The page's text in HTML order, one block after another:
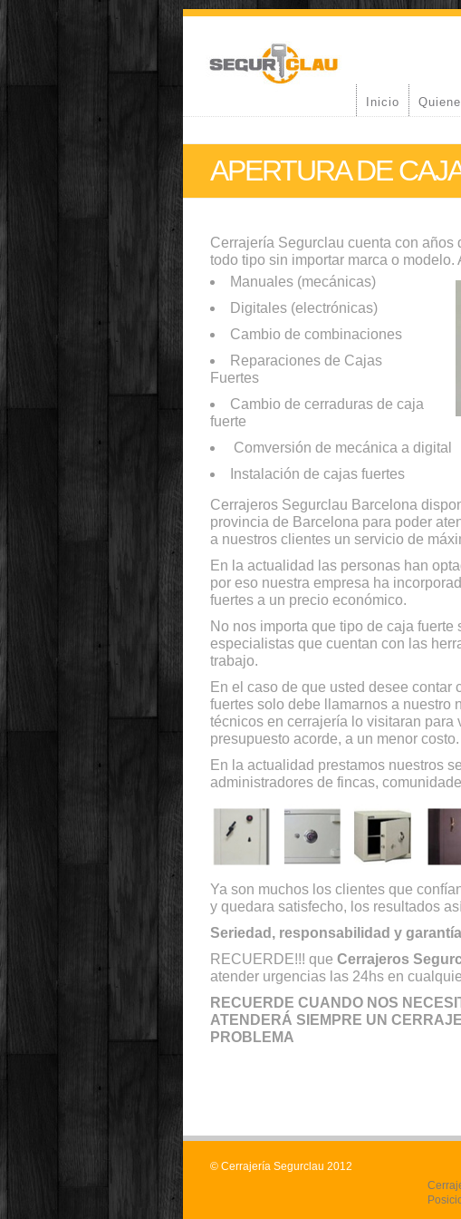
Inicio
APERTURA DE
Cerrajería Segurclau cuenta con años
todo tipo sin importar marca o
Manuales (mecánicas)
Digitales (electrónicas)
Cambio de combinaciones
Reparaciones de Cajas
Fuertes
Cambio de cerraduras de caja
fuerte
Comversión de mecánica a digital
Instalación de cajas fuertes
Cerrajeros Segurclau Barcelona
provincia de Barcelona para poder
a nuestros clientes un servicio de
En la actualidad las personas han
por eso nuestra empresa ha
fuertes a un precio económico.
No nos importa que tipo de caja
especialistas que cuentan con las
trabajo.
En el caso de que usted desee
fuertes solo debe llamarnos a nuestro
técnicos en cerrajería lo visitaran
presupuesto acorde, a un menor costo.
En la actualidad prestamos nuestros
administradores de fincas,
Ya son muchos los clientes que
y quedara satisfecho, los resultados
Seriedad, responsabilidad y
RECUERDE!!! que Cerrajeros
atender urgencias las 24hs en
RECUERDE CUANDO NOS
ATENDERÁ SIEMPRE UN
PROBLEMA
© Cerrajería Segurclau 2012